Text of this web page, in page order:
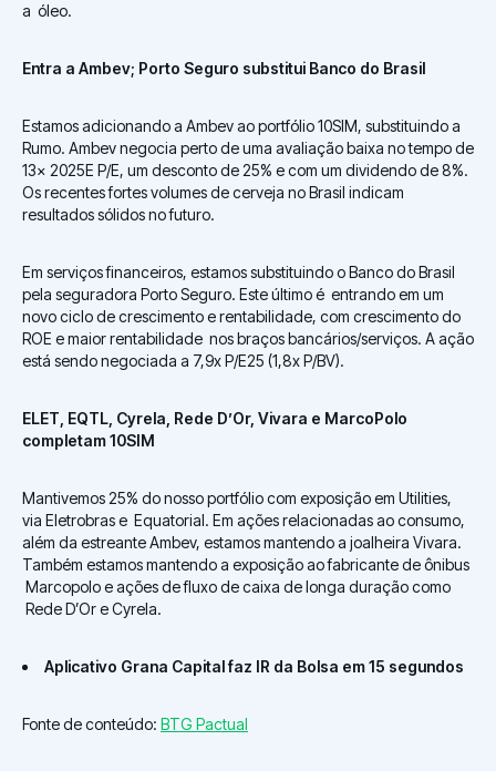
a óleo.
Entra a Ambev; Porto Seguro substitui Banco do Brasil
Estamos adicionando a Ambev ao portfólio 10SIM, substituindo a
Rumo. Ambev negocia perto de uma avaliação baixa no tempo de
13x 2025E P/E, um desconto de 25% e com um dividendo de 8%.
Os recentes fortes volumes de cerveja no Brasil indicam
resultados sólidos no futuro.
Em serviços financeiros, estamos substituindo o Banco do Brasil
pela seguradora Porto Seguro. Este último é entrando em um
novo ciclo de crescimento e rentabilidade, com crescimento do
ROE e maior rentabilidade nos braços bancários/serviços. A ação
está sendo negociada a 7,9x P/E25 (1,8x P/BV).
ELET, EQTL, Cyrela, Rede D’Or, Vivara e MarcoPolo
completam 10SIM
Mantivemos 25% do nosso portfólio com exposição em Utilities,
via Eletrobras e Equatorial. Em ações relacionadas ao consumo,
além da estreante Ambev, estamos mantendo a joalheira Vivara.
Também estamos mantendo a exposição ao fabricante de ônibus
Marcopolo e ações de fluxo de caixa de longa duração como
Rede D’Or e Cyrela.
Aplicativo Grana Capital faz IR da Bolsa em 15 segundos
Fonte de conteúdo: BTG Pactual